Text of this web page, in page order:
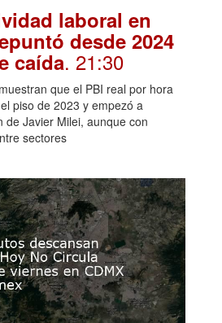
laboral en
desde 2024
caída. 21:30
que el PBI real por hora
piso de 2023 y empezó a
de Javier Milei, aunque con
sectores